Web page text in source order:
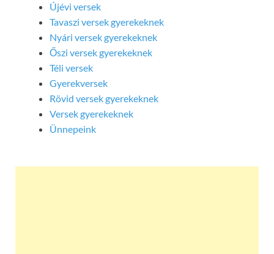
Újévi versek
Tavaszi versek gyerekeknek
Nyári versek gyerekeknek
Őszi versek gyerekeknek
Téli versek
Gyerekversek
Rövid versek gyerekeknek
Versek gyerekeknek
Ünnepeink